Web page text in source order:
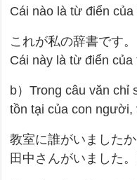
Cái nào là từ điển của
これが私の辞書です。
Cái này là từ điển của
b）Trong câu văn chỉ
tồn tại của con người,
教室に誰がいました
田中さんがいました